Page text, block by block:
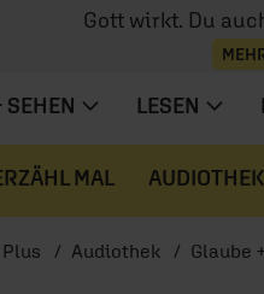
Gott wirkt. Du
SEHEN LESEN
MAL AUDIOTHEK
Plus Audiothek Glaube